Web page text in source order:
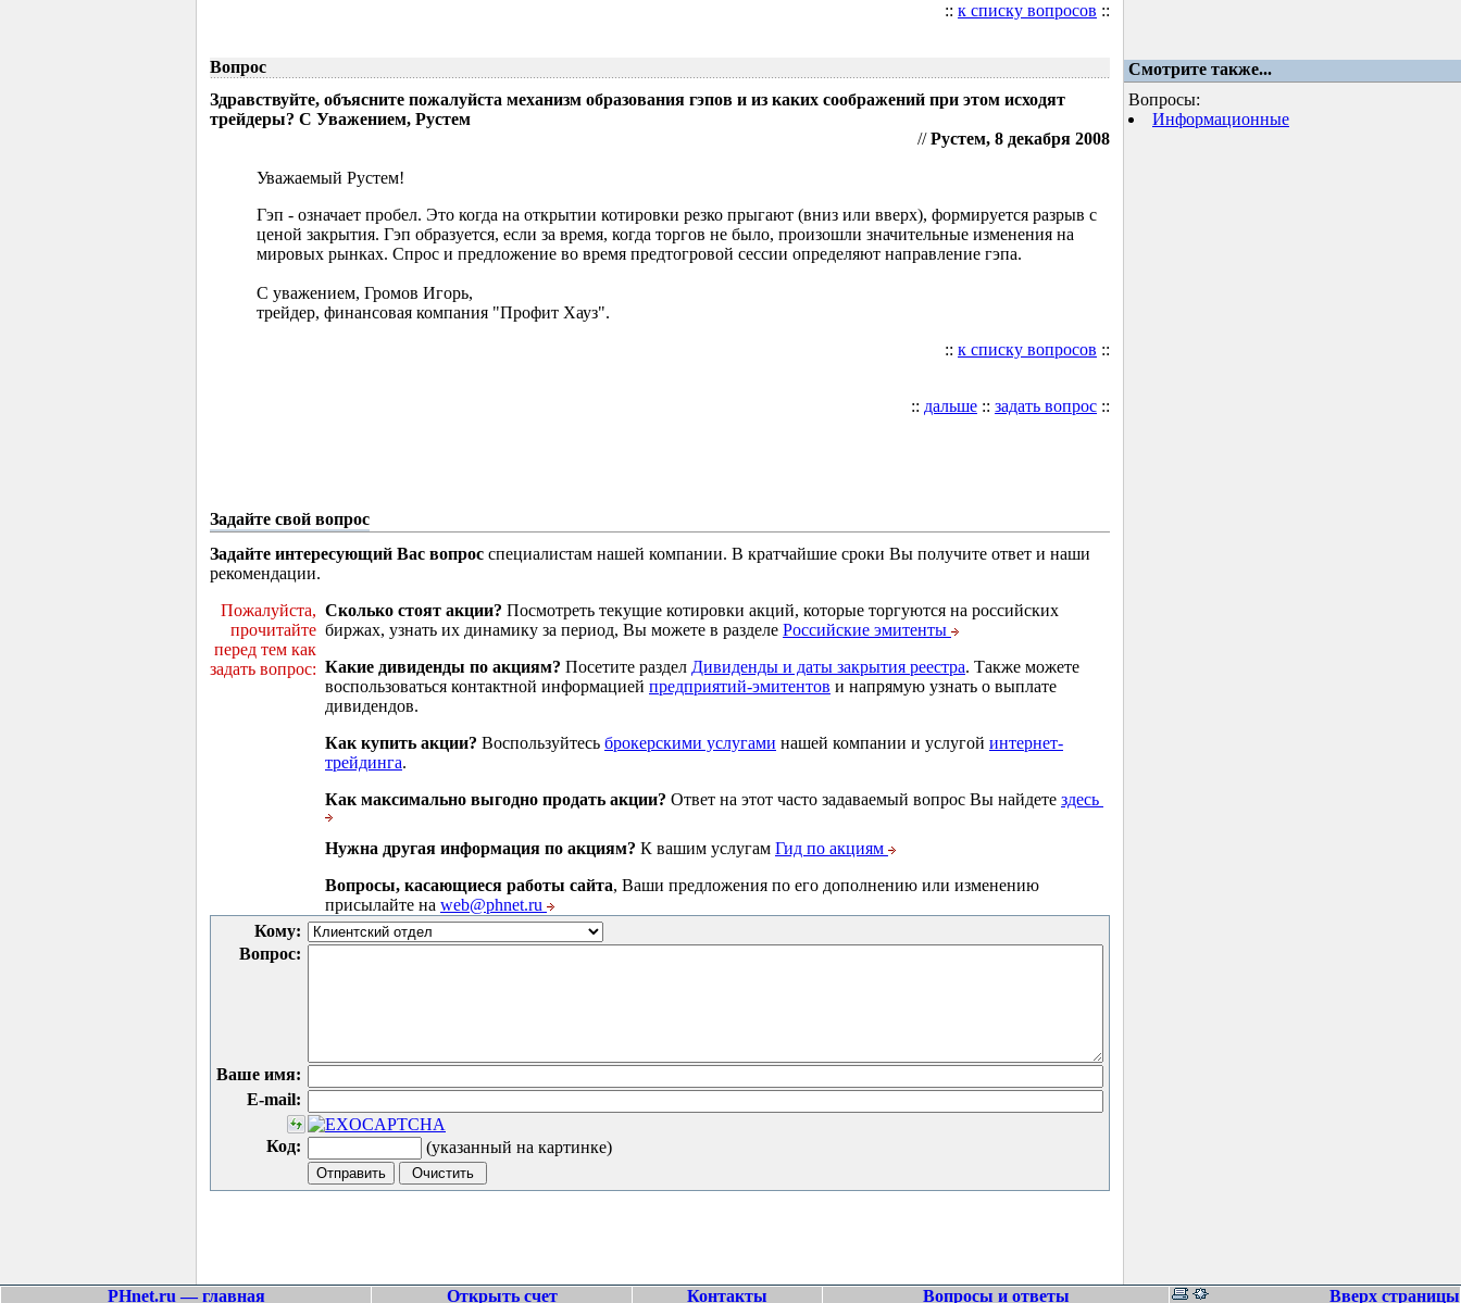
:: к списку вопросов ::
Вопрос
Смотрите также...
Здравствуйте, объясните пожалуйста механизм образования гэпов и из каких соображений при этом исходят
трейдеры? С Уважением, Рустем
//Рустем, 8 декабря 2008
Уважаемый Рустем!
Гэп - означает пробел. Это когда на открытии котировки резко прыгают (вниз или вверх), формируется разрыв с
ценой закрытия. Гэп образуется, если за время, когда торгов не было, произошли значительные изменения на
мировых рынках. Спрос и предложение во время предтогровой сессии определяют направление гэпа.
С уважением, Громов Игорь,
трейдер, финансовая компания "Профит Хауз".
:: к списку вопросов ::
Вопросы:
Информационные
:: дальше :: задать вопрос ::
Задайте свой вопрос
Задайте интересующий Вас вопрос специалистам нашей компании. В кратчайшие сроки Вы получите ответ и наши
рекомендации.
Пожалуйста,
прочитайте
перед тем как
задать вопрос:
Сколько стоят акции? Посмотреть текущие котировки акций, которые торгуются на российских
биржах, узнать их динамику за период, Вы можете в разделе Российские эмитенты
Какие дивиденды по акциям? Посетите раздел Дивиденды и даты закрытия реестра. Также можете
воспользоваться контактной информацией предприятий-эмитентов и напрямую узнать о выплате
дивидендов.
Как купить акции? Воспользуйтесь брокерскими услугами нашей компании и услугой интернет-
трейдинга.
Как максимально выгодно продать акции? Ответ на этот часто задаваемый вопрос Вы найдете здесь
Нужна другая информация по акциям? К вашим услугам Гид по акциям
Вопросы, касающиеся работы сайта, Ваши предложения по его дополнению или изменению
присылайте на web@phnet.ru
Кому:
Вопрос:
Ваше имя:
E-mail:
Код: (указанный на картинке)
PHnet.ru — главная Открыть счет Контакты Вопросы и ответы Вверх страницы